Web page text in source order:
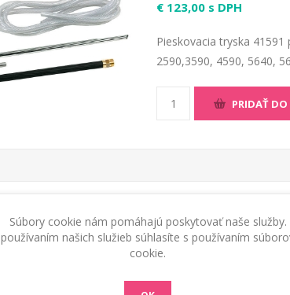
€ 123,00 s DPH
Pieskovacia tryska
2590,3590, 4590, 5640,
PRIDAŤ
Pieskovacia tryska
€ 140,00 s DPH
Súbory cookie nám pomáhajú poskytovať naše služby.
používaním našich služieb súhlasíte s používaním
cookie.